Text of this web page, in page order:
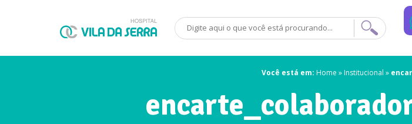
Você está em: Home »Institucional »